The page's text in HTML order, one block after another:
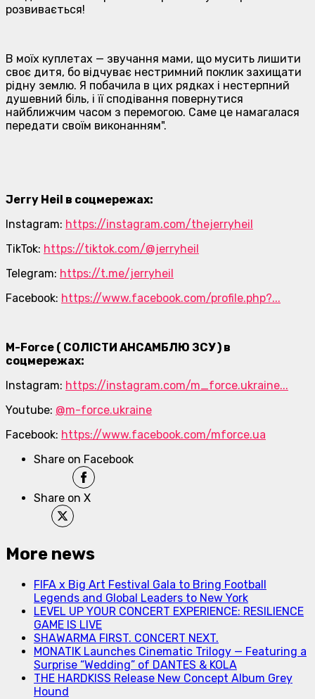
розвивається!
В моїх куплетах — звучання мами, що мусить лишити
своє дитя, бо відчуває нестримний поклик захищати
рідну землю. Я побачила в цих рядках і нестерпний
душевний біль, і її сподівання повернутися
найближчим часом з перемогою. Саме це намагалася
передати своїм виконанням".
Jerry Heil в соцмережах:
Instagram: https://instagram.com/thejerryheil
TikTok: https://tiktok.com/@jerryheil
Telegram: https://t.me/jerryheil
Facebook: https://www.facebook.com/profile.php?...
M-Force ( СОЛІСТИ АНСАМБЛЮ ЗСУ ) в
соцмережах:
Instagram: https://instagram.com/m_force.ukraine...
Youtube: @m-force.ukraine
Facebook: https://www.facebook.com/mforce.ua
Share on Facebook
Share on X
More news
FIFA x Big Art Festival Gala to Bring Football
Legends and Global Leaders to New York
LEVEL UP YOUR CONCERT EXPERIENCE: RESILIENCE
GAME IS LIVE
SHAWARMA FIRST. CONCERT NEXT.
MONATIK Launches Cinematic Trilogy — Featuring a
Surprise “Wedding” of DANTES & KOLA
THE HARDKISS Release New Concept Album Grey
Hound